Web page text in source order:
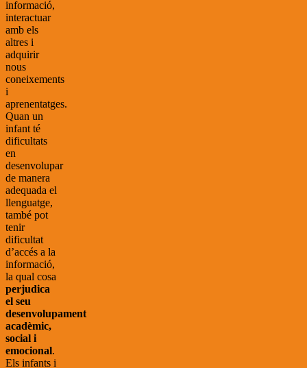
informació,
interactuar
amb els
altres i
adquirir
nous
coneixements
i
aprenentatges.
Quan un
infant té
dificultats
en
desenvolupar
de manera
adequada el
llenguatge,
també pot
tenir
dificultat
d’accés a la
informació,
la qual cosa
perjudica
el seu
desenvolupament
acadèmic,
social i
emocional.
Els infants i